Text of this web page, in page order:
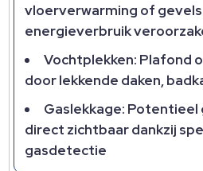
vloerverwarming of
energieverbruik
Vochtplekken: Plafond
door lekkende daken,
Gaslekkage:
direct zichtbaar dankzij
gasdetectie